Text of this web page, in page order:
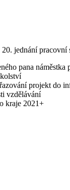
jednání
pana
projekt do
vzdělávání
kraje 2021+